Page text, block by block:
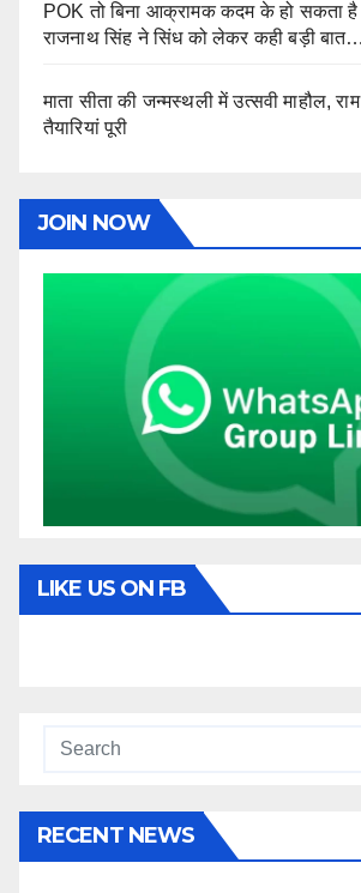
POK तो बिना आक्रामक कदम के हो सकता है
राजनाथ सिंह ने सिंध को लेकर कही बड़ी बात…
माता सीता की जन्मस्थली में उत्सवी माहौल,
तैयारियां पूरी
JOIN NOW
LIKE US ON FB
RECENT NEWS